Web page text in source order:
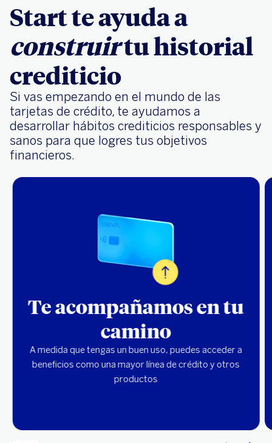
Te acompañamos en tu
camino
A medida que tengas un buen uso, puedes acceder a
beneficios como una mayor línea de crédito y otros
productos
Start te ayuda a
construirtu historial
crediticio
Si vas empezando en el mundo de las
tarjetas de crédito, te ayudamos a
desarrollar hábitos crediticios responsables y
sanos para que logres tus objetivos
financieros.